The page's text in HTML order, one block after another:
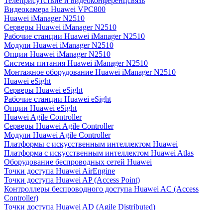
Видеокамера Huawei VPC800
Huawei iManager N2510
Серверы Huawei iManager N2510
Рабочие станции Huawei iManager N2510
Модули Huawei iManager N2510
Опции Huawei iManager N2510
Системы питания Huawei iManager N2510
Монтажное оборудование Huawei iManager N2510
Huawei eSight
Серверы Huawei eSight
Рабочие станции Huawei eSight
Опции Huawei eSight
Huawei Agile Controller
Серверы Huawei Agile Controller
Модули Huawei Agile Controller
Платформы с искусственным интеллектом Huawei
Платформа с искусственным интеллектом Huawei Atlas
Оборудование беспроводных сетей Huawei
Точки доступа Huawei AirEngine
Точки доступа Huawei AP (Access Point)
Контроллеры беспроводного доступа Huawei AC (Access
Controller)
Точки доступа Huawei AD (Agile Distributed)